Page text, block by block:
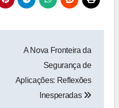
A Nova Fronteira da
Segurança de
Aplicações: Reflexões
Inesperadas